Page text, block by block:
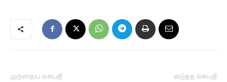
முந்தைய செய்தி அடுத்த செய்தி